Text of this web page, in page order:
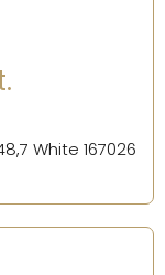
White 167026